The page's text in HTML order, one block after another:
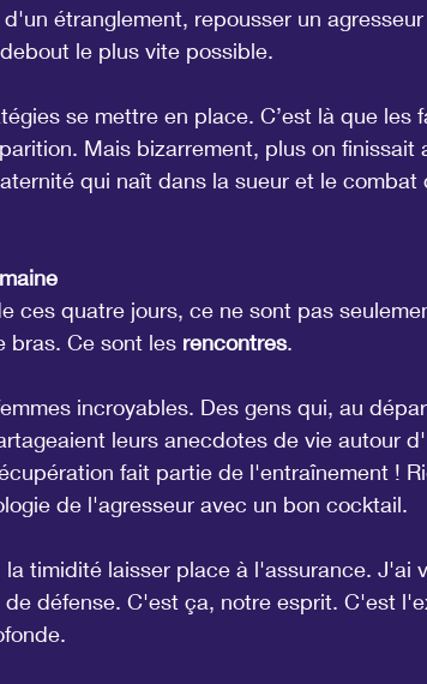
étranglement, repousser un
le plus vite possible.
se mettre en place. C’est là que les
Mais bizarrement, plus on finissait
qui naît dans la sueur et le combat
ces quatre jours, ce ne sont pas
bras. Ce sont les rencontres.
incroyables. Des gens qui, au
leurs anecdotes de vie autour
fait partie de l'entraînement !
de l'agresseur avec un bon cocktail.
timidité laisser place à l'assurance. J'ai
défense. C'est ça, notre esprit. C'est